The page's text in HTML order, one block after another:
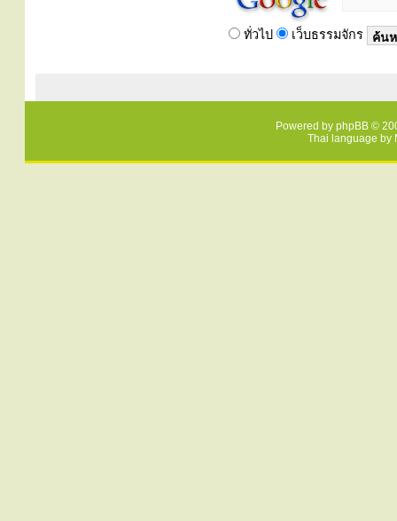
ทั่วไป เว็บธรรมจักร
Powered by phpBB ©
Thai language by